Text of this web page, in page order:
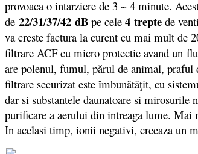
provoaca o intarziere de 3 ~ 4 minute.
de 22/31/37/42 dB pe cele 4 trepte de
va creste factura la curent cu mai mult de
filtrare ACF cu micro protectie avand un
are polenul, fumul, părul de animal, praful
filtrare securizat este îmbunătăţit, cu
dar si substantele daunatoare si
purificare a aerului din intreaga lume. Mai
In acelasi timp, ionii negativi, creeaza un